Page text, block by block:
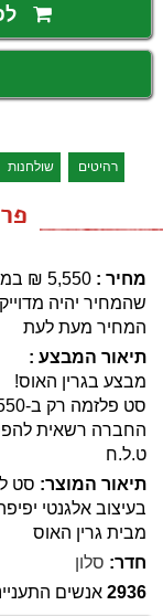
רהיטים שולחנות
מחיר : 5,550
₪ במקום
שהמחיר יהיה
המחיר מעת לעת
תיאור המבצע :
מבצע בגרין האוס!
סט פלזמה רק ב-5,550 ש"ח במקום 7,900 ש"ח!!!
החברה רשאית
ט.ל.ח
תיאור המוצר: סט
בעיצוב אלגנטי
מבית גרין האוס
חדר: סלון
2936 אנשים